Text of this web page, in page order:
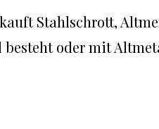
Stahlschrott,
oder mit